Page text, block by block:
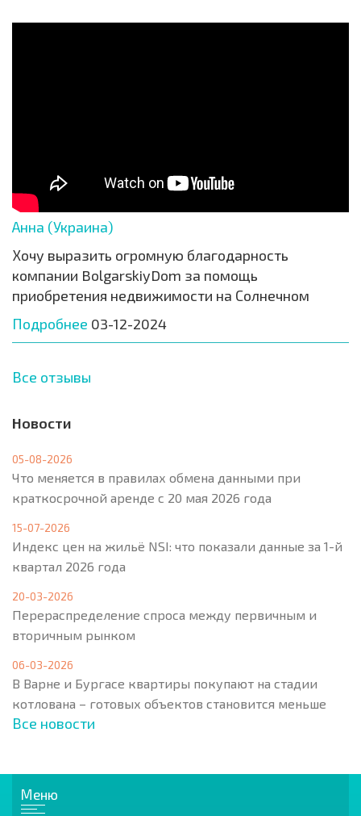
Анна (Украина)
Хочу выразить огромную благодарность
компании BolgarskiyDom за помощь
приобретения недвижимости на Солнечном
Подробнее 03-12-2024
Все отзывы
Новости
05-08-2026
Что меняется в правилах обмена данными при
краткосрочной аренде с 20 мая 2026 года
15-07-2026
Индекс цен на жильё NSI: что показали данные за 1-й
квартал 2026 года
20-03-2026
Перераспределение спроса между первичным и
вторичным рынком
06-03-2026
В Варне и Бургасе квартиры покупают на стадии
котлована – готовых объектов становится меньше
Все новости
Меню